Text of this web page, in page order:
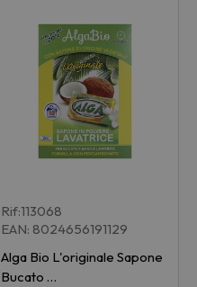
Rif:113068
EAN: 8024656191129
Alga Bio L'originale Sapone
Bucato …